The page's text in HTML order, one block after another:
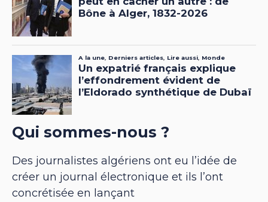
Qui sommes-nous ?
Des journalistes algériens ont eu l’idée de
créer un journal électronique et ils l’ont
concrétisée en lançant